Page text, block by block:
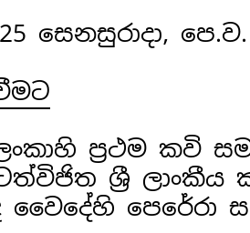
සෙනසුරාදා,
ලංකාහි ප්‍රථම කවි
ශ්‍රී
වෛදේහි පෙරේරා